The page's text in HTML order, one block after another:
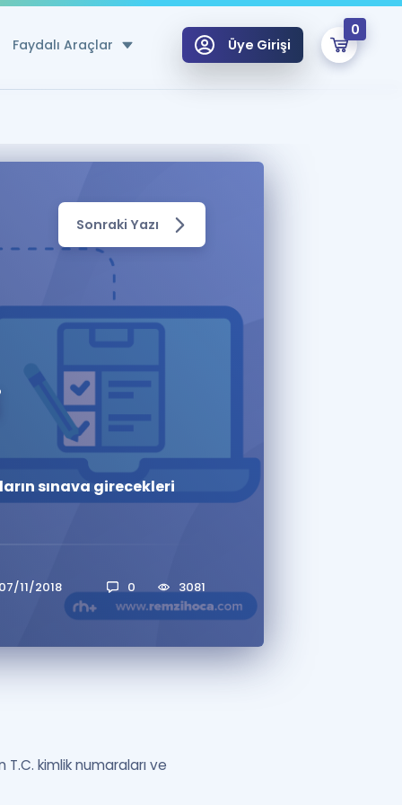
Faydalı Araçlar
Hesaplama Aracı
için Öneriler
Tek Takvimde
Özel Fırsatlar
Sınavlarla İlgili Haberler
Üye Girişi
0
Şifremi Hatırlamıyorum
Sepetin Şu An Boş.
Hoca ile seni sınava hazırlayacak onlarca eğitim seni bekliyor!
Sonraki Yazı
sınava girecekleri
11/2018 0 3081
kimlik numaraları ve